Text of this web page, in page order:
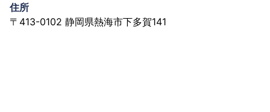
住所
〒413-0102 静岡県熱海市下多賀141